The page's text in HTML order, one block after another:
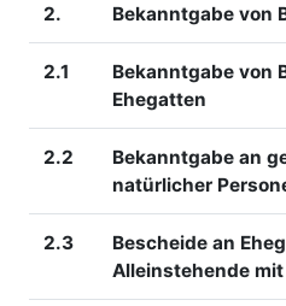
2. Bekanntgabe von
2.1
Bekanntgabe von
Ehegatten
2.2
Bekanntgabe an
natürlicher
2.3
Bescheide an
Alleinstehende